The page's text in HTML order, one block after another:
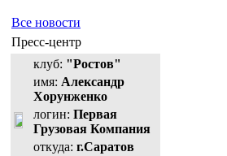
Все новости
Пресс-центр
клуб: "Ростов"
имя: Александр
Хорунженко
логин: Первая
Грузовая Компания
откуда: г.Саратов